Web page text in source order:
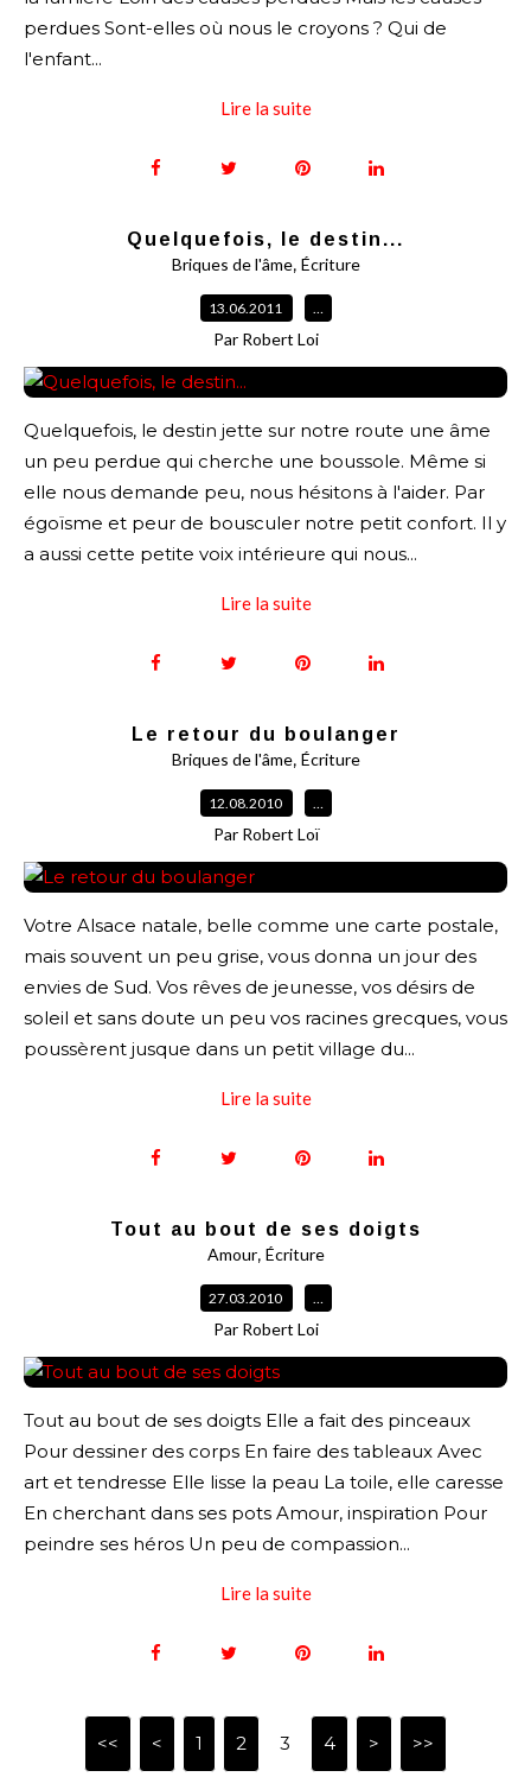
perdues Sont-elles où nous le croyons ? Qui de
l'enfant...
Lire la suite
Quelquefois, le destin...
Briques de l'âme, Écriture
13.06.2011 …
Par Robert Loi
Quelquefois, le destin jette sur notre route une âme
un peu perdue qui cherche une boussole. Même si
elle nous demande peu, nous hésitons à l'aider. Par
égoïsme et peur de bousculer notre petit confort. Il y
a aussi cette petite voix intérieure qui nous...
Lire la suite
Le retour du boulanger
Briques de l'âme, Écriture
12.08.2010 …
Par Robert Loï
Votre Alsace natale, belle comme une carte postale,
mais souvent un peu grise, vous donna un jour des
envies de Sud. Vos rêves de jeunesse, vos désirs de
soleil et sans doute un peu vos racines grecques, vous
poussèrent jusque dans un petit village du...
Lire la suite
Tout au bout de ses doigts
Amour, Écriture
27.03.2010 …
Par Robert Loi
Tout au bout de ses doigts Elle a fait des pinceaux
Pour dessiner des corps En faire des tableaux Avec
art et tendresse Elle lisse la peau La toile, elle caresse
En cherchant dans ses pots Amour, inspiration Pour
peindre ses héros Un peu de compassion...
Lire la suite
<< < 1 2 3 4 > >>